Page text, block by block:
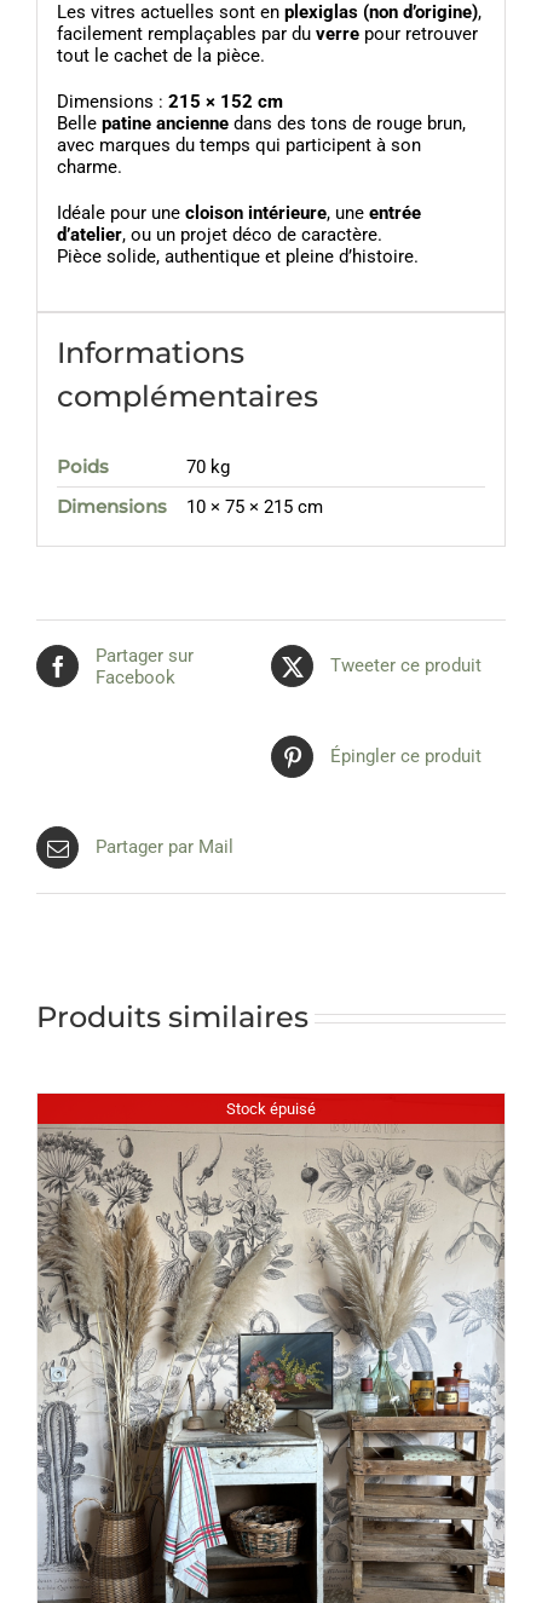
Les vitres actuelles sont en plexiglas (non d’origine),
facilement remplaçables par du verrepour retrouver
tout le cachet de la pièce.
Dimensions : 215 × 152 cm
Belle patine anciennedans des tons de rouge brun,
avec marques du temps qui participent à son
charme.
Idéale pour une cloison intérieure, une entrée
d’atelier, ou un projet déco de caractère.
Pièce solide, authentique et pleine d’histoire.
Informations
complémentaires
Poids 70 kg
Dimensions 10 × 75 × 215 cm
Partager sur
Facebook
Tweeter ce produit
Épingler ce produit
Partager par Mail
Produits similaires
Stock épuisé
DÉTAILS